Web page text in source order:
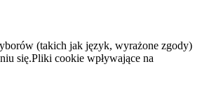
(takich jak język, wyrażone zgody)
się.Pliki cookie wpływające na